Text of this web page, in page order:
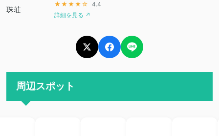
★★★★☆
4.4
詳細を見る ↗
周辺スポット